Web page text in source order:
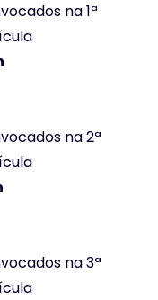
na 1ª
na 2ª
na 3ª